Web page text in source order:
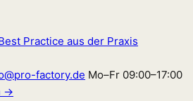
Practice aus der Praxis
factory.de Mo–Fr 09:00–17:00
→